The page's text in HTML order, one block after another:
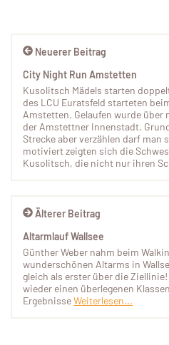
Älterer Beitrag
Altarmlauf Wallsee
Günther Weber nahm beim
wunderschönen Altarms in
gleich als erster über die
wieder einen überlegenen
ErgebnisseWeiterlesen...
Neuerer Beitrag
City Night Run Amstetten
Kusolitsch Mädels starten
des LCU Euratsfeld starteten
Amstetten. Gelaufen wurde über
der Amstettner Innenstadt.
Strecke aber verzählen darf man
motiviert zeigten sich die
Kusolitsch, die nicht nur ihren